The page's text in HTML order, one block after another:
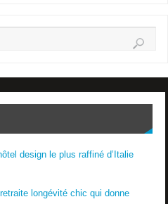
design le plus raffiné d’Italie
longévité chic qui donne